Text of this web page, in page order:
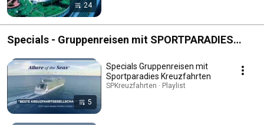
24
Specials - Gruppenreisen mit SPORTPARADIES
5
Specials Gruppenreisen mit
Sportparadies Kreuzfahrten
SPKreuzfahrten · Playlist